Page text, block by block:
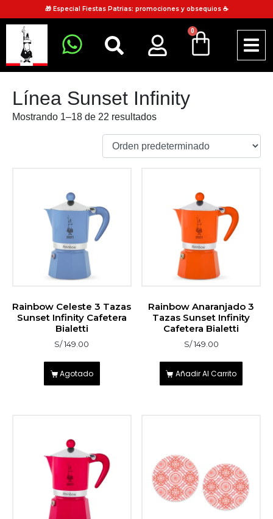
🎁 Especial Fiestas Patrias: promociones y obsequios ☕
0
Línea Sunset Infinity
Mostrando 1–18 de 22 resultados
Rainbow Celeste 3 Tazas
Sunset Infinity Cafetera
Bialetti
S/149.00
Agotado
Rainbow Anaranjado 3
Tazas Sunset Infinity
Cafetera Bialetti
S/149.00
Añadir Al Carrito